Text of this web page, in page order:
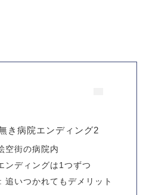
き病院エンディング2
空街の病院内
ンディングは1つずつ
追いつかれてもデメリット